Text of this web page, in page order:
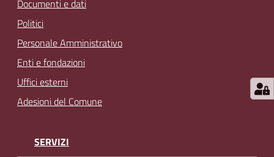
Documenti e dati
Politici
Personale Amministrativo
Enti e fondazioni
Uffici esterni
Adesioni del Comune
SERVIZI